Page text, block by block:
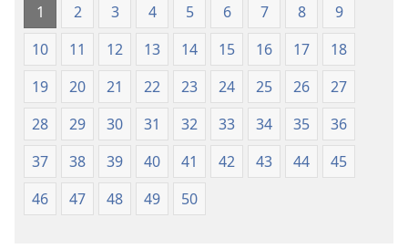
1 2 3 4 5 6 7 8
9
10
11 12 13 14 15 16 17
18
19
20 21 22 23 24 25 26
27
28
29 30 31 32 33 34 35
36
37
38 39 40 41 42 43 44
45
46
47 48 49 50